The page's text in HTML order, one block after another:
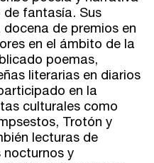
de fantasía. Sus
de premios en
en el ámbito de la
poemas,
literarias en diarios
en la
culturales como
Trotón y
lecturas de
nocturnos y